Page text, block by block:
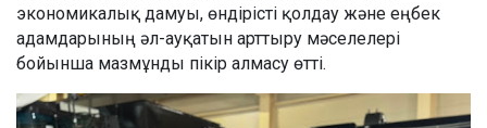
экономикалық дамуы, өндірісті қолдау және еңбек
адамдарының әл-ауқатын арттыру мәселелері
бойынша мазмұнды пікір алмасу өтті.